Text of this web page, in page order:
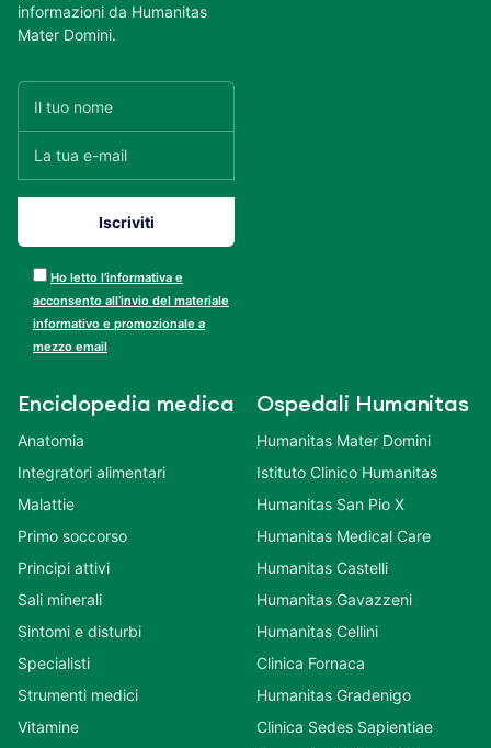
informazioni da Humanitas
Mater Domini.
Ho letto l’informativa e
acconsento all’invio del materiale
informativo e promozionale a
mezzo email
Enciclopedia medica
Anatomia
Integratori alimentari
Malattie
Primo soccorso
Principi attivi
Sali minerali
Sintomi e disturbi
Specialisti
Strumenti medici
Vitamine
Ospedali Humanitas
Humanitas Mater Domini
Istituto Clinico Humanitas
Humanitas San Pio X
Humanitas Medical Care
Humanitas Castelli
Humanitas Gavazzeni
Humanitas Cellini
Clinica Fornaca
Humanitas Gradenigo
Clinica Sedes Sapientiae